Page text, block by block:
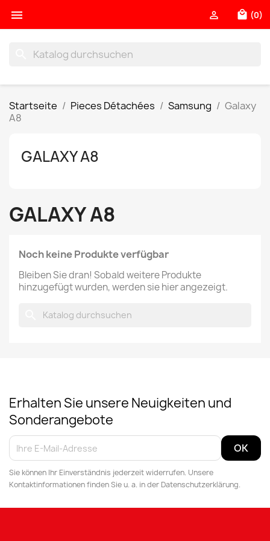
 local_mall (0)

Startseite Pieces Détachées Samsung
Galaxy
A8
GALAXY A8
GALAXY A8
Noch keine Produkte verfügbar
Bleiben Sie dran! Sobald weitere Produkte
hinzugefügt wurden, werden sie hier angezeigt.
Erhalten Sie unsere Neuigkeiten und
Sonderangebote
Sie können Ihr Einverständnis jederzeit widerrufen. Unsere
Kontaktinformationen finden Sie u. a. in der Datenschutzerklärung.